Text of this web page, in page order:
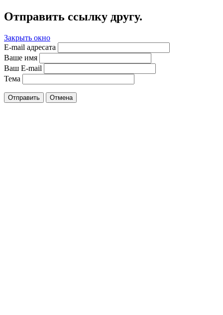
Отправить ссылку другу.
Закрыть окно
E-mail адресата
Ваше имя
Ваш E-mail
Тема
Отправить Отмена